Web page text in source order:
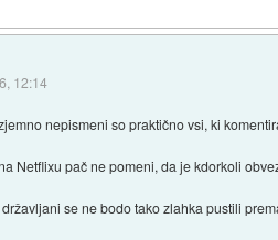
12:14
nepismeni so praktično vsi, ki
Netflixu pač ne pomeni, da je kdorkoli
se ne bodo tako zlahka pustili